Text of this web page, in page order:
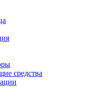
средства